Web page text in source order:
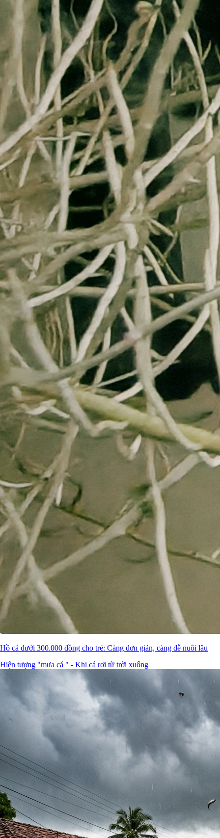
Hồ cá dưới 300.000 đồng cho trẻ: Càng đơn giản, càng dễ nuôi lâu
Hiện tượng "mưa cá " - Khi cá rơi từ trời xuống